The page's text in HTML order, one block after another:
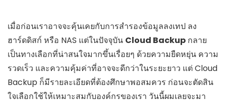
เมื่อก่อนเราอาจจะคุ้นเคยกับการสำรองข้อมูลลงเทป ลง
ฮาร์ดดิสก์ หรือ NAS แต่ในปัจจุบัน Cloud Backup กลาย
เป็นทางเลือกที่น่าสนใจมากขึ้นเรื่อยๆ ด้วยความยืดหยุ่น ความ
รวดเร็ว และความคุ้มค่าที่อาจจะดีกว่าในระยะยาว แต่ Cloud
Backup ก็มีรายละเอียดที่ต้องศึกษาพอสมควร ก่อนจะตัดสิน
ใจเลือกใช้ให้เหมาะสมกับองค์กรของเรา วันนี้ผมเลยจะมา